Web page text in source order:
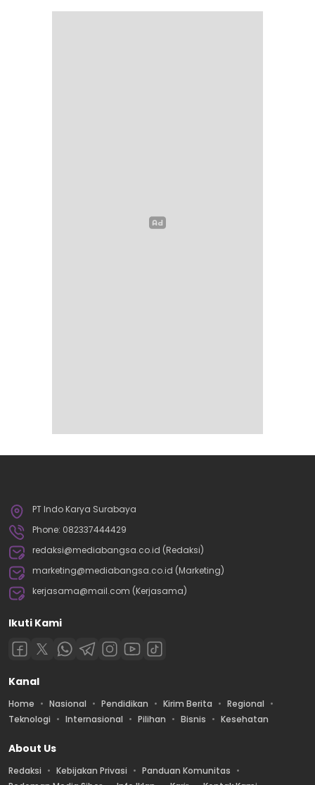
PT Indo Karya Surabaya
Phone: 082337444429
redaksi@mediabangsa.co.id (Redaksi)
marketing@mediabangsa.co.id (Marketing)
kerjasama@mail.com (Kerjasama)
Ikuti Kami
Kanal
Home Nasional Pendidikan Kirim Berita
Regional
Teknologi
Internasional Pilihan Bisnis Kesehatan
About Us
Redaksi Kebijakan Privasi
Panduan Komunitas